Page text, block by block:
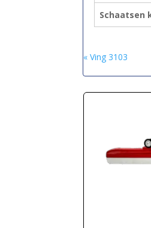
Schaatsen
« Ving 3103